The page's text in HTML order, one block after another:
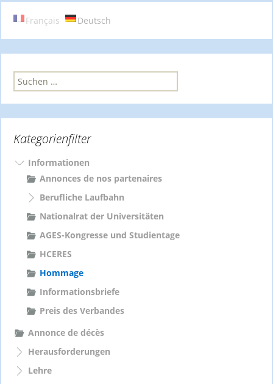
Français Deutsch
S
u
n
a
Kategorienfilter
Informationen
Annonces de nos partenaires
Berufliche Laufbahn
Nationalrat der Universitäten
AGES-Kongresse und Studientage
HCERES
Hommage
Informationsbriefe
Preis des Verbandes
Annonce de décès
Herausforderungen
Lehre